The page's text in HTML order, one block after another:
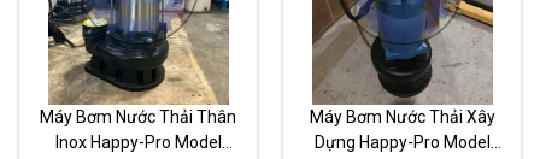
Máy Bơm Nước Thải Thân
Inox Happy-Pro Model
Máy Bơm Nước Thải Xây
Dựng Happy-Pro Model